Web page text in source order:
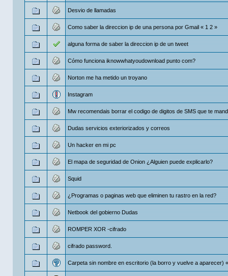
Desvio de llamadas
Como saber la direccion ip de una persona por Gmail «1 2»
alguna forma de saber la direccion ip de un tweet
Cómo funciona iknowwhatyoudownload punto com?
Norton me ha metido un troyano
Instagram
Mw recomendais borrar el codigo de digitos de SMS que te
Dudas servicios exteriorizados y correos
Un hacker en mi pc
El mapa de seguridad de Onion ¿Alguien puede explicarlo?
Squid
¿Programas o paginas web que eliminen tu rastro en la red?
Netbook del gobierno Dudas
ROMPER XOR -cifrado
cifrado password.
Carpeta sin nombre en escritorio (la borro y vuelve a aparecer)